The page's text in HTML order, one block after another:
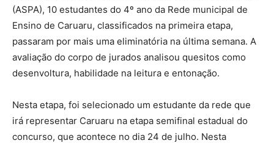
(ASPA), 10 estudantes do 4º ano da Rede municipal de
Ensino de Caruaru, classificados na primeira etapa,
passaram por mais uma eliminatória na última semana. A
avaliação do corpo de jurados analisou quesitos como
desenvoltura, habilidade na leitura e entonação.
Nesta etapa, foi selecionado um estudante da rede que
irá representar Caruaru na etapa semifinal estadual do
concurso, que acontece no dia 24 de julho. Nesta